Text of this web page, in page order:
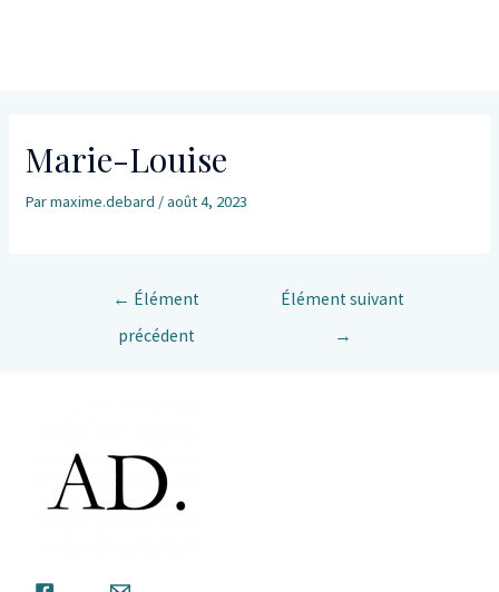
Marie-Louise
Parmaxime.debard /août 4, 2023
← Élément
précédent
Élément suivant
→